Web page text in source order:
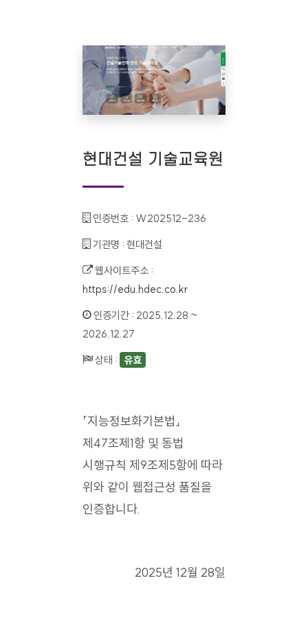
현대건설 기술교육원
인증번호 : W202512-236
기관명 : 현대건설
웹사이트주소 :
https://edu.hdec.co.kr
인증기간 : 2025.12.28 ~
2026.12.27
상태 : 유효
「지능정보화기본법」
제47조제1항 및 동법
시행규칙 제9조제5항에 따라
위와 같이 웹접근성 품질을
인증합니다.
2025년 12월 28일